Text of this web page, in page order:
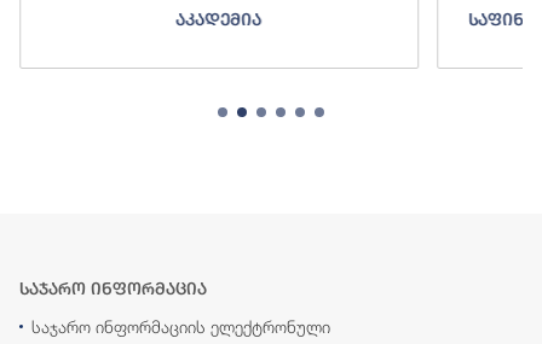
აკადემია
საფინანსო-
საჯარო ინფორმაცია
საჯარო ინფორმაციის ელექტრონული